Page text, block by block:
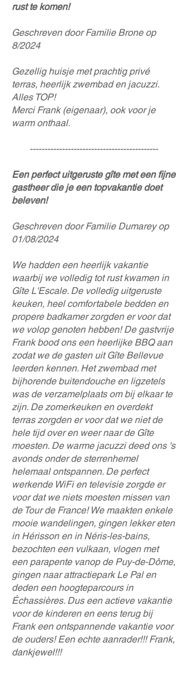
rust te komen!
Geschreven door Familie Brone op
8/2024
Gezellig huisje met prachtig privé
terras, heerlijk zwembad en jacuzzi.
Alles TOP!
Merci Frank (eigenaar), ook voor je
warm onthaal.
--------------------------------------------
Een perfect uitgeruste gîte met een fijne
gastheer die je een topvakantie doet
beleven!
Geschreven door Familie Dumarey op
01/08/2024
We hadden een heerlijk vakantie
waarbij we volledig tot rust kwamen in
Gîte L'Escale. De volledig uitgeruste
keuken, heel comfortabele bedden en
propere badkamer zorgden er voor dat
we volop genoten hebben! De gastvrije
Frank bood ons een heerlijke BBQ aan
zodat we de gasten uit Gîte Bellevue
leerden kennen. Het zwembad met
bijhorende buitendouche en ligzetels
was de verzamelplaats om bij elkaar te
zijn. De zomerkeuken en overdekt
terras zorgden er voor dat we niet de
hele tijd over en weer naar de Gîte
moesten. De warme jacuzzi deed ons 's
avonds onder de sterrenhemel
helemaal ontspannen. De perfect
werkende WiFi en televisie zorgde er
voor dat we niets moesten missen van
de Tour de France! We maakten enkele
mooie wandelingen, gingen lekker eten
in Hérisson en in Néris-les-bains,
bezochten een vulkaan, vlogen met
een parapente vanop de Puy-de-Dôme,
gingen naar attractiepark Le Pal en
deden een hoogteparcours in
Échassières. Dus een actieve vakantie
voor de kinderen en eens terug bij
Frank een ontspannende vakantie voor
de ouders! Een echte aanrader!!! Frank,
dankjewel!!!